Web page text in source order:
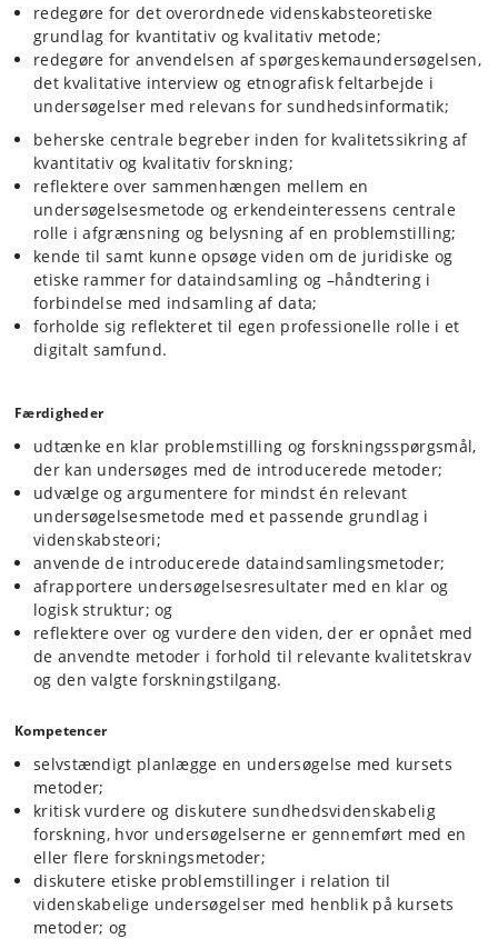
redegøre for det overordnede videnskabsteoretiske
grundlag for kvantitativ og kvalitativ metode;
redegøre for anvendelsen af spørgeskemaundersøgelsen,
det kvalitative interview og etnografisk feltarbejde i
undersøgelser med relevans for sundhedsinformatik;
beherske centrale begreber inden for kvalitetssikring af
kvantitativ og kvalitativ forskning;
reflektere over sammenhængen mellem en
undersøgelsesmetode og erkendeinteressens centrale
rolle i afgrænsning og belysning af en problemstilling;
kende til samt kunne opsøge viden om de juridiske og
etiske rammer for dataindsamling og –håndtering i
forbindelse med indsamling af data;
forholde sig reflekteret til egen professionelle rolle i et
digitalt samfund.
Færdigheder
udtænke en klar problemstilling og forskningsspørgsmål,
der kan undersøges med de introducerede metoder;
udvælge og argumentere for mindst én relevant
undersøgelsesmetode med et passende grundlag i
videnskabsteori;
anvende de introducerede dataindsamlingsmetoder;
afrapportere undersøgelsesresultater med en klar og
logisk struktur; og
reflektere over og vurdere den viden, der er opnået med
de anvendte metoder i forhold til relevante kvalitetskrav
og den valgte forskningstilgang.
Kompetencer
selvstændigt planlægge en undersøgelse med kursets
metoder;
kritisk vurdere og diskutere sundhedsvidenskabelig
forskning, hvor undersøgelserne er gennemført med en
eller flere forskningsmetoder;
diskutere etiske problemstillinger i relation til
videnskabelige undersøgelser med henblik på kursets
metoder; og